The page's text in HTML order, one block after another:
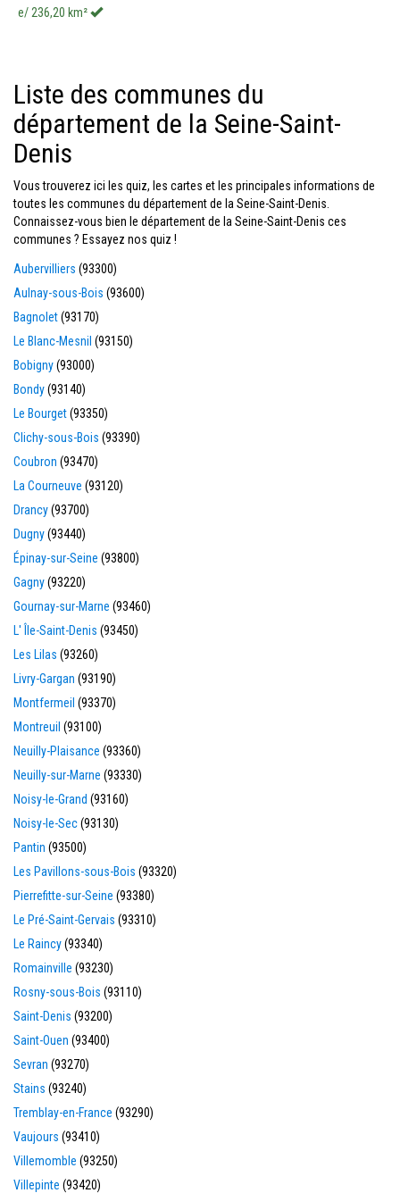
e/ 236,20 km²
Liste des communes du
département de la Seine-Saint-
Denis
Vous trouverez ici les quiz, les cartes et les principales informations de
toutes les communes du département de la Seine-Saint-Denis.
Connaissez-vous bien le département de la Seine-Saint-Denis ces
communes ? Essayez nos quiz !
Aubervilliers (93300)
Aulnay-sous-Bois (93600)
Bagnolet(93170)
Le Blanc-Mesnil (93150)
Bobigny(93000)
Bondy(93140)
Le Bourget(93350)
Clichy-sous-Bois (93390)
Coubron (93470)
La Courneuve (93120)
Drancy(93700)
Dugny(93440)
Épinay-sur-Seine (93800)
Gagny(93220)
Gournay-sur-Marne (93460)
L' Île-Saint-Denis (93450)
Les Lilas (93260)
Livry-Gargan (93190)
Montfermeil (93370)
Montreuil (93100)
Neuilly-Plaisance (93360)
Neuilly-sur-Marne (93330)
Noisy-le-Grand (93160)
Noisy-le-Sec(93130)
Pantin (93500)
Les Pavillons-sous-Bois (93320)
Pierrefitte-sur-Seine (93380)
Le Pré-Saint-Gervais (93310)
Le Raincy(93340)
Romainville (93230)
Rosny-sous-Bois (93110)
Saint-Denis (93200)
Saint-Ouen (93400)
Sevran (93270)
Stains (93240)
Tremblay-en-France (93290)
Vaujours (93410)
Villemomble (93250)
Villepinte (93420)